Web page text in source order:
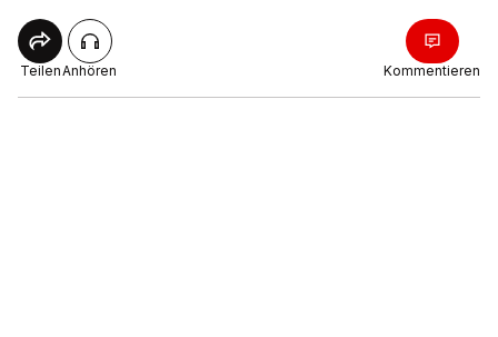
TeilenAnhören Kommentieren